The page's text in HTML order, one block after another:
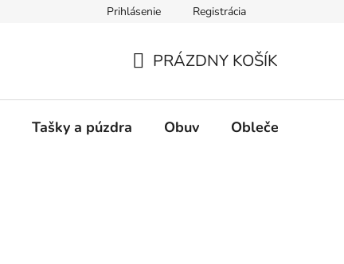
Prihlásenie Registrácia
KOŠÍK
PRÁZDNY KOŠÍK
Tašky a púzdra Obuv Oblečenie